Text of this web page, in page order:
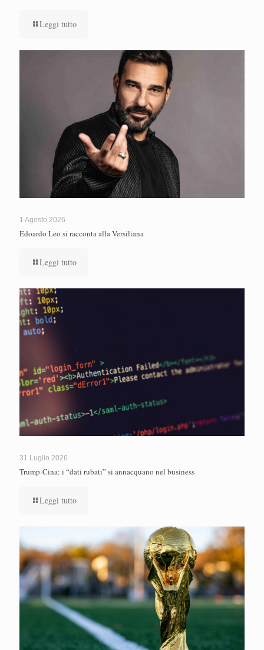
Leggi tutto
1 Agosto 2026
Edoardo Leo si racconta alla Versiliana
Leggi tutto
31 Luglio 2026
Trump-Cina: i “dati rubati” si annacquano nel business
Leggi tutto